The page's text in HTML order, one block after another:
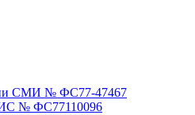
СМИ № ФС77-47467
№ ФС77110096